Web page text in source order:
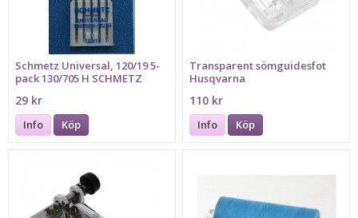
Schmetz Universal, 120/19 5-
pack 130/705 H SCHMETZ
29 kr
Info Köp
Transparent sömguidesfot
Husqvarna
110 kr
Info Köp